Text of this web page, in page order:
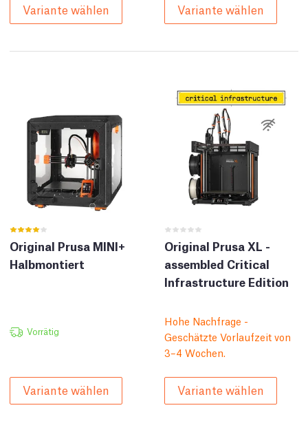
Variante wählen Variante wählen
Original Prusa MINI+
Halbmontiert
Vorrätig
Variante wählen
Original Prusa XL -
assembled Critical
Infrastructure Edition
Hohe Nachfrage -
Geschätzte Vorlaufzeit von
3–4 Wochen.
Variante wählen